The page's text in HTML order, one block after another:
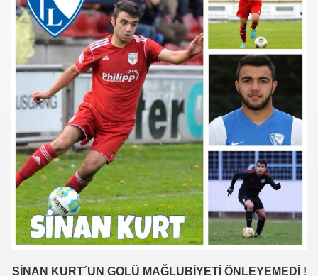
SİNAN KURT´UN GOLÜ MAĞLUBİYETİ ÖNLEYEMEDİ !